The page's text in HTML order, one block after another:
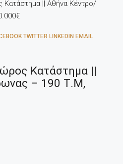
Κατάστημα || Αθήνα Κέντρο/
TWITTER LINKEDIN EMAIL
Κατάστημα ||
– 190 Τ.μ,